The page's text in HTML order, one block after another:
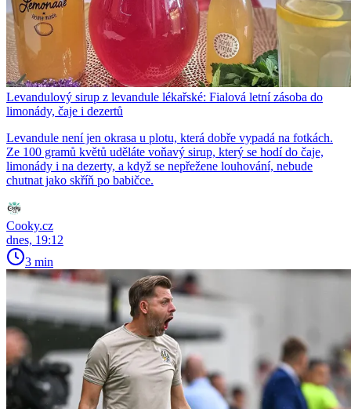
Levandulový sirup z levandule lékařské: Fialová letní zásoba do
limonády, čaje i dezertů
Levandule není jen okrasa u plotu, která dobře vypadá na fotkách.
Ze 100 gramů květů uděláte voňavý sirup, který se hodí do čaje,
limonády i na dezerty, a když se nepřežene louhování, nebude
chutnat jako skříň po babičce.
Cooky.cz
dnes, 19:12
3 min